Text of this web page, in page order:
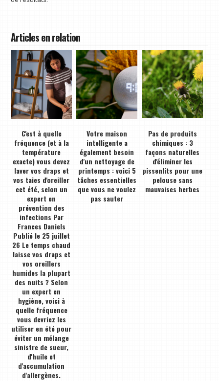
Articles en relation
C'est à quelle
fréquence (et à la
température
exacte) vous devez
laver vos draps et
vos taies d'oreiller
cet été, selon un
expert en
prévention des
infections Par
Frances Daniels
Publié le 25 juillet
26 Le temps chaud
laisse vos draps et
vos oreillers
humides la plupart
des nuits ? Selon
un expert en
hygiène, voici à
quelle fréquence
vous devriez les
utiliser en été pour
éviter un mélange
sinistre de sueur,
d'huile et
d'accumulation
d'allergènes.
Votre maison
intelligente a
également besoin
d'un nettoyage de
printemps : voici 5
tâches essentielles
que vous ne voulez
pas sauter
Pas de produits
chimiques : 3
façons naturelles
d'éliminer les
pissenlits pour une
pelouse sans
mauvaises herbes